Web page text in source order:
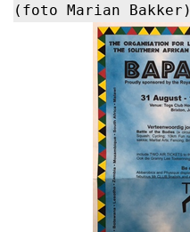
(foto Marian Bakker)